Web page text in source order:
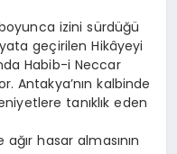
izini sürdüğü
geçirilen Hikâyeyi
Habib-i Neccar
Antakya’nın kalbinde
tanıklık eden
hasar almasının